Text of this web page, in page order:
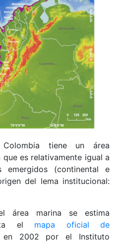
tiene un área
es relativamente igual a
(continental e
del lema institucional:
área marina se estima
el mapa oficial de
en 2002 por el Instituto